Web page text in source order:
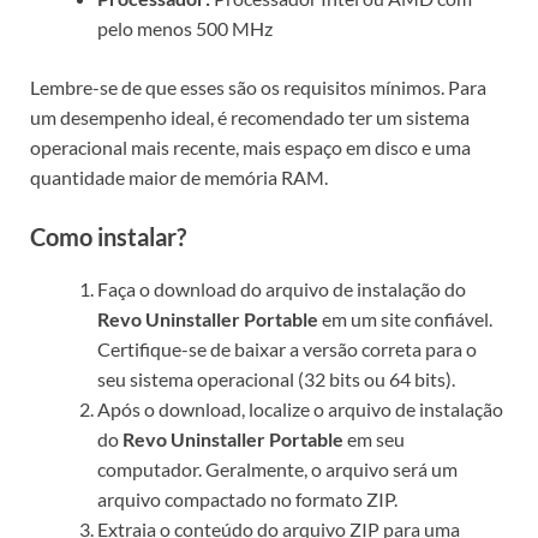
pelo menos 500 MHz
Lembre-se de que esses são os requisitos mínimos. Para
um desempenho ideal, é recomendado ter um sistema
operacional mais recente, mais espaço em disco e uma
quantidade maior de memória RAM.
Como instalar?
Faça o download do arquivo de instalação do
Revo Uninstaller Portable em um site confiável.
Certifique-se de baixar a versão correta para o
seu sistema operacional (32 bits ou 64 bits).
Após o download, localize o arquivo de instalação
do Revo Uninstaller Portable em seu
computador. Geralmente, o arquivo será um
arquivo compactado no formato ZIP.
Extraia o conteúdo do arquivo ZIP para uma